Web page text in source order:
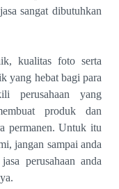
sangat dibutuhkan
kualitas foto serta
yang hebat bagi para
perusahaan yang
produk dan
permanen. Untuk itu
jangan sampai anda
perusahaan anda